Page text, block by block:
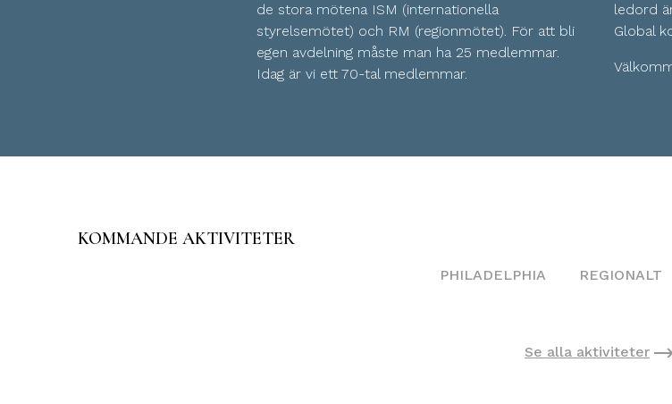
de stora mötena ISM (internationella
styrelsemötet) och RM (regionmötet). För att bli
egen avdelning måste man ha 25 medlemmar.
Idag är vi ett 70-tal medlemmar.
ledord
Global
KOMMANDE AKTIVITETER
PHILADELPHIA REGIONALT
Se alla aktiviteter